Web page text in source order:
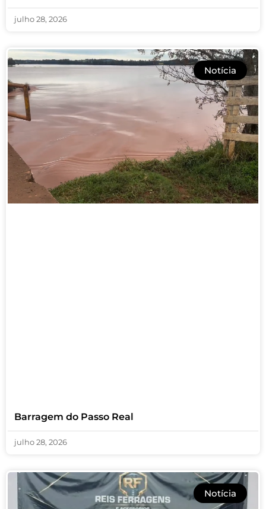
julho 28, 2026
Notícia
Barragem do Passo Real
julho 28, 2026
Notícia